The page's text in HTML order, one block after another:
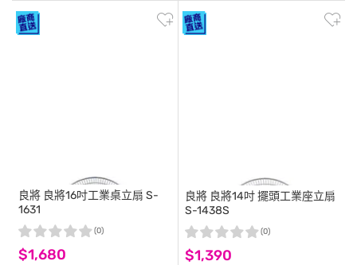
良將 良將16吋工業桌立扇 S-
1631
$1,680
(0)
良將 良將14吋 擺頭工業座立扇
S-1438S
$1,390
(0)